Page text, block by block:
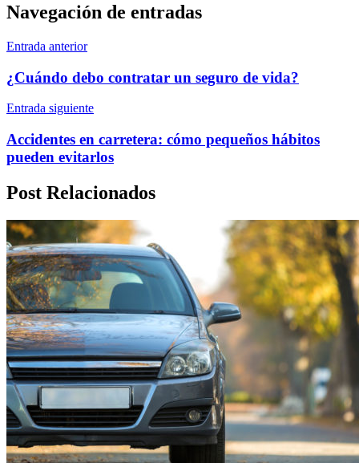
Navegación de entradas
Entrada anterior
¿Cuándo debo contratar un seguro de vida?
Entrada siguiente
Accidentes en carretera: cómo pequeños hábitos
pueden evitarlos
Post Relacionados